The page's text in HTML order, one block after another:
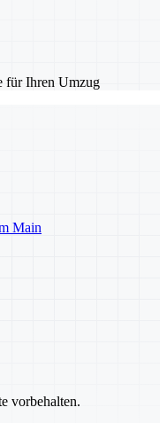
für Ihren Umzug
Main
vorbehalten.